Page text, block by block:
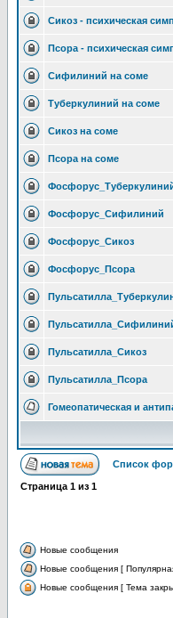
Сикоз - психическая
Псора - психическая
Сифилиний на соме
Туберкулиний на соме
Сикоз на соме
Псора на соме
Фосфорус_Сифилиний
Фосфорус_Сикоз
Фосфорус_Псора
Пульсатилла_Сикоз
Пульсатилла_Псора
Гомеопатическая и
Список
Страница 1 из 1
Новые сообщения
Новые сообщения [
Новые сообщения [ Тема